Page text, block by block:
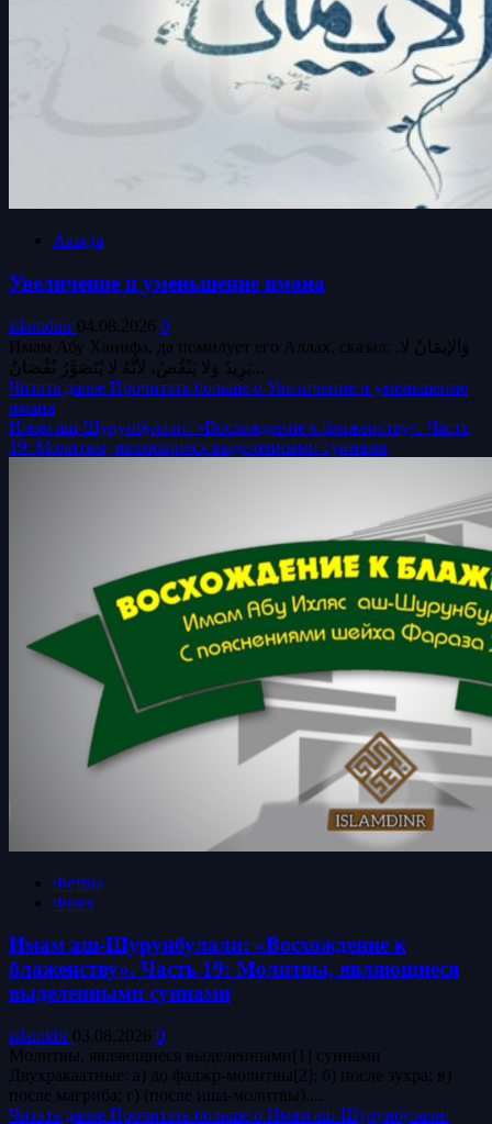
Акыда
Увеличение и уменьшение имана
islamdinr 04.08.2026 0
Имам Абу Ханифа, да помилует его Аллах, сказал: .وَالإيمَانُ لا
Читать далее Прочитать больше о Увеличение и уменьшение
имана
Имам аш-Шурунбулали: «Восхождение к блаженству». Часть
19: Молитвы, являющиеся выделенными суннами
Фетвы
Фикх
Имам аш-Шурунбулали: «Восхождение к
блаженству». Часть 19: Молитвы, являющиеся
выделенными суннами
islamkbr 03.08.2026 0
Молитвы, являющиеся выделенными[1] суннами
Двухракаатные: а) до фаджр-молитвы[2]; б) после зухра; в)
после магриба; г) (после иша-молитвы)....
Читать далее Прочитать больше о Имам аш-Шурунбулали: